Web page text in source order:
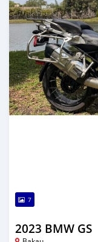
7
2023 BMW GS